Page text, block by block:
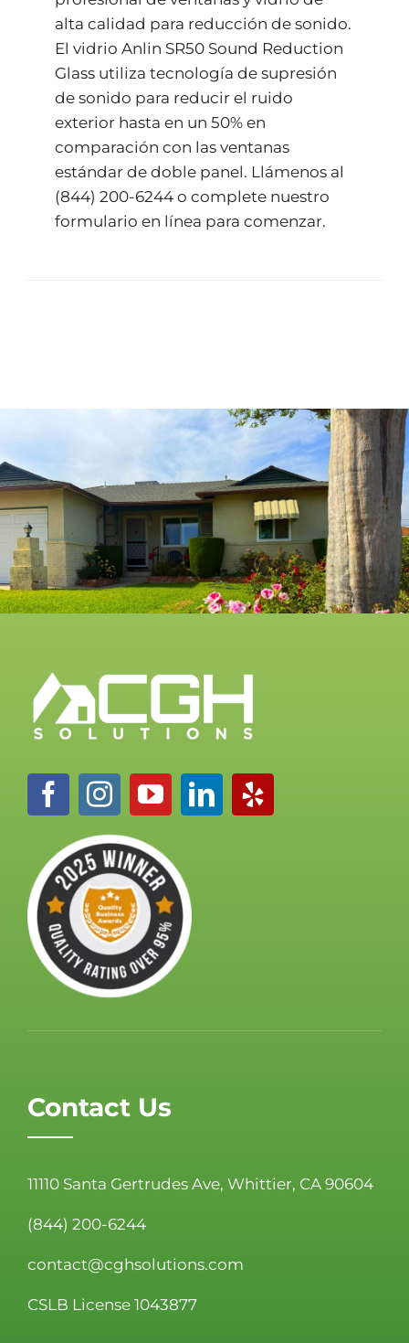
alta calidad para reducción de sonido.
El vidrio Anlin SR50 Sound Reduction
Glass utiliza tecnología de supresión
de sonido para reducir el ruido
exterior hasta en un 50% en
comparación con las ventanas
estándar de doble panel. Llámenos al
(844) 200-6244o complete nuestro
formulario en línea para comenzar.
Contact Us
11110 Santa Gertrudes Ave, Whittier, CA 90604
(844) 200-6244
contact@cghsolutions.com
CSLB License 1043877